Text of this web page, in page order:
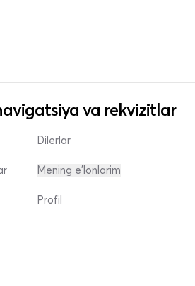
va rekvizitlar
Dilerlar
Mening e'lonlarim
Profil